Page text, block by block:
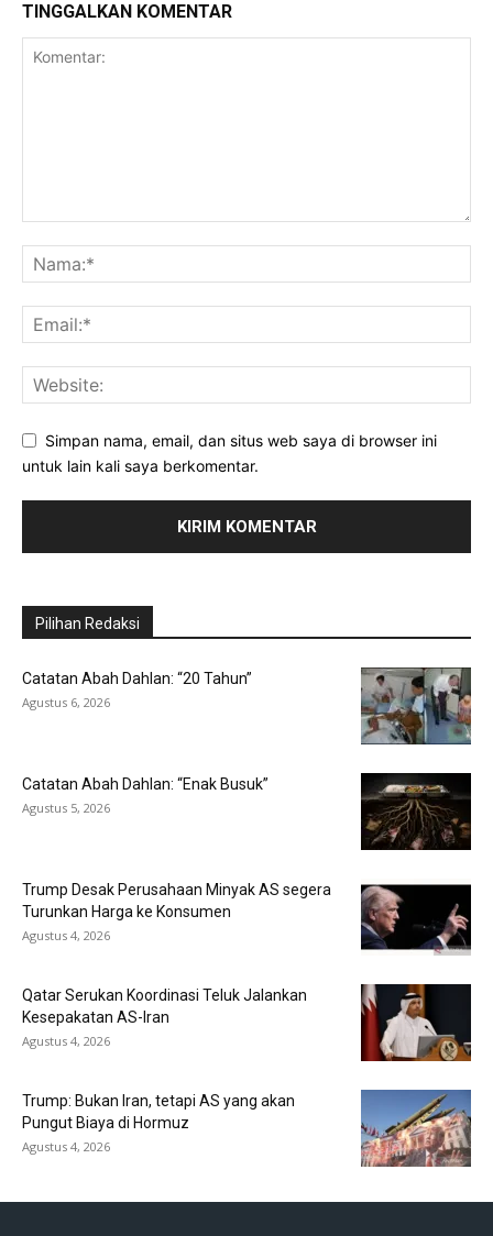
TINGGALKAN KOMENTAR
Simpan nama, email, dan situs web saya di browser ini
untuk lain kali saya berkomentar.
Pilihan Redaksi
Catatan Abah Dahlan: “20 Tahun”
Agustus 6, 2026
Catatan Abah Dahlan: “Enak Busuk”
Agustus 5, 2026
Trump Desak Perusahaan Minyak AS segera
Turunkan Harga ke Konsumen
Agustus 4, 2026
Qatar Serukan Koordinasi Teluk Jalankan
Kesepakatan AS-Iran
Agustus 4, 2026
Trump: Bukan Iran, tetapi AS yang akan
Pungut Biaya di Hormuz
Agustus 4, 2026